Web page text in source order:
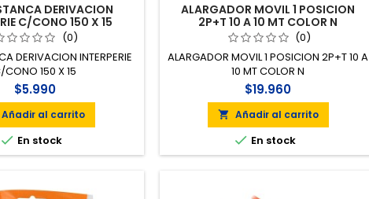
DERIVACION
C/CONO 150 X 15
(0)
DERIVACION INTERPERIE
CONO 150 X 15
$5.990
Añadir al carrito
 En stock
ALARGADOR MOVIL 1 POSICION
2P+T 10 A 10 MT COLOR N
(0)
ALARGADOR MOVIL 1 POSICION 2P+T 10 A
10 MT COLOR N
$19.960
 Añadir al carrito
 En stock